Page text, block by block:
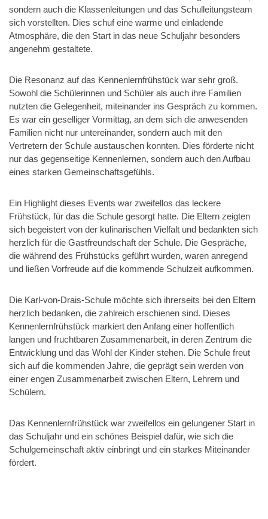
sondern auch die Klassenleitungen und das Schulleitungsteam
sich vorstellten. Dies schuf eine warme und einladende
Atmosphäre, die den Start in das neue Schuljahr besonders
angenehm gestaltete.
Die Resonanz auf das Kennenlernfrühstück war sehr groß.
Sowohl die Schülerinnen und Schüler als auch ihre Familien
nutzten die Gelegenheit, miteinander ins Gespräch zu kommen.
Es war ein geselliger Vormittag, an dem sich die anwesenden
Familien nicht nur untereinander, sondern auch mit den
Vertretern der Schule austauschen konnten. Dies förderte nicht
nur das gegenseitige Kennenlernen, sondern auch den Aufbau
eines starken Gemeinschaftsgefühls.
Ein Highlight dieses Events war zweifellos das leckere
Frühstück, für das die Schule gesorgt hatte. Die Eltern zeigten
sich begeistert von der kulinarischen Vielfalt und bedankten sich
herzlich für die Gastfreundschaft der Schule. Die Gespräche,
die während des Frühstücks geführt wurden, waren anregend
und ließen Vorfreude auf die kommende Schulzeit aufkommen.
Die Karl-von-Drais-Schule möchte sich ihrerseits bei den Eltern
herzlich bedanken, die zahlreich erschienen sind. Dieses
Kennenlernfrühstück markiert den Anfang einer hoffentlich
langen und fruchtbaren Zusammenarbeit, in deren Zentrum die
Entwicklung und das Wohl der Kinder stehen. Die Schule freut
sich auf die kommenden Jahre, die geprägt sein werden von
einer engen Zusammenarbeit zwischen Eltern, Lehrern und
Schülern.
Das Kennenlernfrühstück war zweifellos ein gelungener Start in
das Schuljahr und ein schönes Beispiel dafür, wie sich die
Schulgemeinschaft aktiv einbringt und ein starkes Miteinander
fördert.